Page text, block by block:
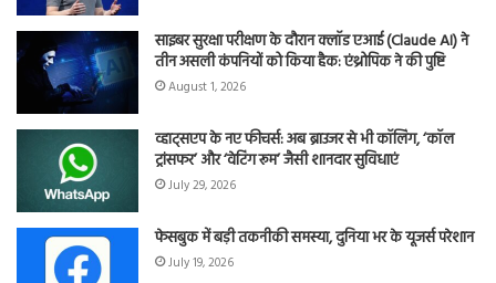
साइबर सुरक्षा परीक्षण के दौरान क्लॉड एआई (Claude AI) ने
तीन असली कंपनियों को किया हैक: एंथ्रोपिक ने की पुष्टि
August 1, 2026
व्हाट्सएप के नए फीचर्स: अब ब्राउजर से भी कॉलिंग, ‘कॉल
ट्रांसफर’ और ‘वेटिंग रूम’ जैसी शानदार सुविधाएं
July 29, 2026
फेसबुक में बड़ी तकनीकी समस्या, दुनिया भर के यूजर्स परेशान
July 19, 2026